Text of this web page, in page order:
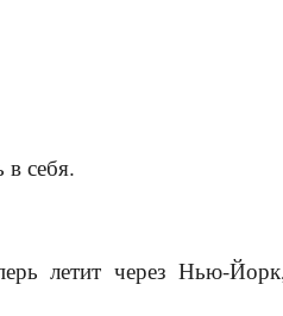
себя.
летит через Нью-